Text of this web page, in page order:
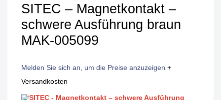
SITEC – Magnetkontakt –
schwere Ausführung braun
MAK-005099
Melden Sie sich an, um die Preise anzuzeigen +
Versandkosten